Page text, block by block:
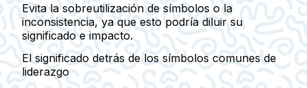
Evita la sobreutilización de símbolos o la
inconsistencia, ya que esto podría diluir su
significado e impacto.
El significado detrás de los símbolos comunes de
liderazgo